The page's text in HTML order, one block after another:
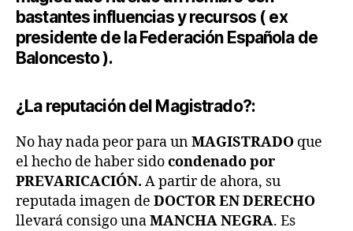
bastantes influencias y recursos ( ex
presidente de la Federación Española de
Baloncesto ).
¿La reputación del Magistrado?:
No hay nada peor para unMAGISTRADO que
el hecho de haber sidocondenado por
PREVARICACIÓN. A partir de ahora, su
reputada imagen de DOCTOR EN DERECHO
llevará consigo unaMANCHA NEGRA. Es